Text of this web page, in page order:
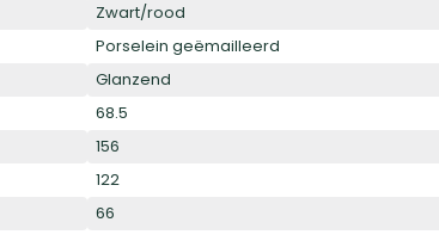
Zwart/rood
Porselein geëmailleerd
Glanzend
68.5
156
122
66